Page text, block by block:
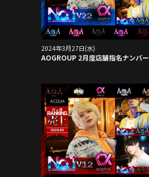
2024年3月27日(水)
AOGROUP 2月度店舗指名ナンバー